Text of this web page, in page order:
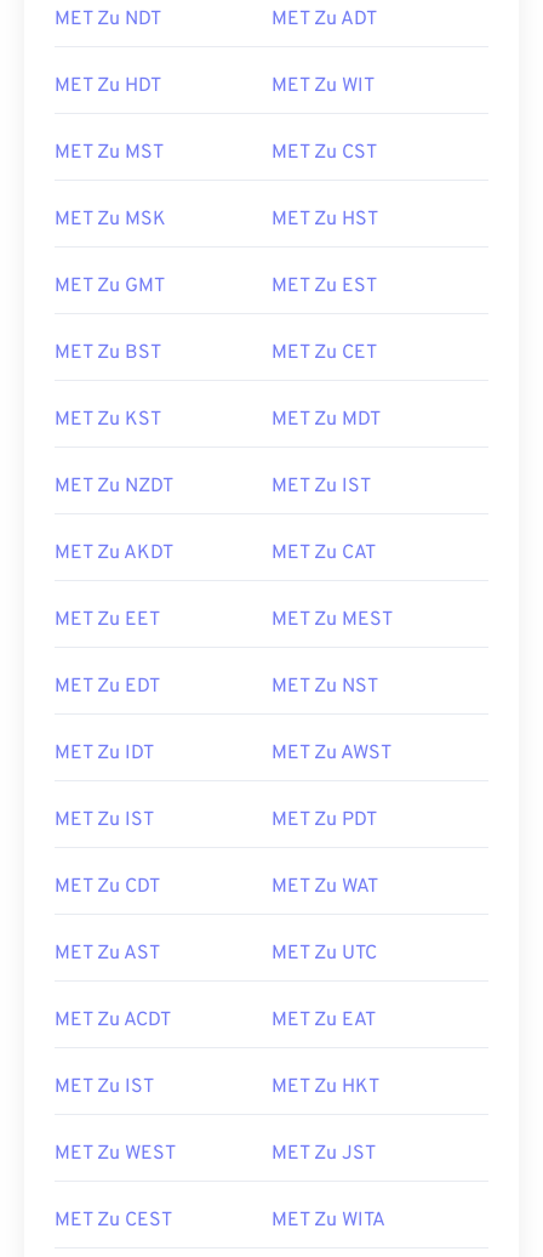
MET Zu NDT MET Zu ADT
MET Zu HDT MET Zu WIT
MET Zu MST MET Zu CST
MET Zu MSK MET Zu HST
MET Zu GMT MET Zu EST
MET Zu BST MET Zu CET
MET Zu KST MET Zu MDT
MET Zu NZDT MET Zu IST
MET Zu AKDT MET Zu CAT
MET Zu EET MET Zu MEST
MET Zu EDT MET Zu NST
MET Zu IDT MET Zu AWST
MET Zu IST MET Zu PDT
MET Zu CDT MET Zu WAT
MET Zu AST MET Zu UTC
MET Zu ACDT MET Zu EAT
MET Zu IST MET Zu HKT
MET Zu WEST MET Zu JST
MET Zu CEST MET Zu WITA